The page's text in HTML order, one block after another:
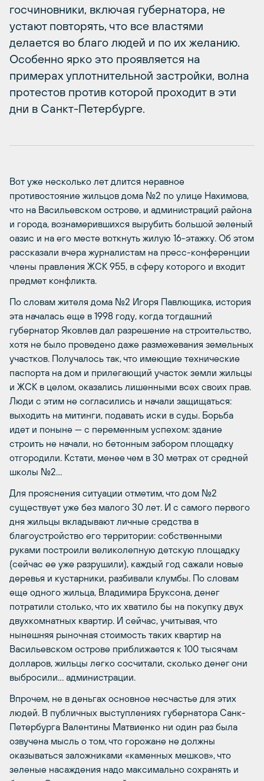
госчиновники, включая губернатора, не
устают повторять, что все властями
делается во благо людей и по их желанию.
Особенно ярко это проявляется на
примерах уплотнительной застройки, волна
протестов против которой проходит в эти
дни в Санкт-Петербурге.
Вот уже несколько лет длится неравное
противостояние жильцов дома №2 по улице Нахимова,
что на Васильевском острове, и администраций района
и города, вознамерившихся вырубить большой зеленый
оазис и на его месте воткнуть жилую 16-этажку. Об этом
рассказали вчера журналистам на пресс-конференции
члены правления ЖСК 955, в сферу которого и входит
предмет конфликта.
По словам жителя дома №2 Игоря Павлющика, история
эта началась еще в 1998 году, когда тогдашний
губернатор Яковлев дал разрешение на строительство,
хотя не было проведено даже размежевания земельных
участков. Получалось так, что имеющие технические
паспорта на дом и прилегающий участок земли жильцы
и ЖСК в целом, оказались лишенными всех своих прав.
Люди с этим не согласились и начали защищаться:
выходить на митинги, подавать иски в суды. Борьба
идет и поныне — с переменным успехом: здание
строить не начали, но бетонным забором площадку
отгородили. Кстати, менее чем в 30 метрах от средней
школы №2…
Для прояснения ситуации отметим, что дом №2
существует уже без малого 30 лет. И с самого первого
дня жильцы вкладывают личные средства в
благоустройство его территории: собственными
руками построили великолепную детскую площадку
(сейчас ее уже разрушили), каждый год сажали новые
деревья и кустарники, разбивали клумбы. По словам
еще одного жильца, Владимира Бруксона, денег
потратили столько, что их хватило бы на покупку двух
двухкомнатных квартир. И сейчас, учитывая, что
нынешняя рыночная стоимость таких квартир на
Васильевском острове приближается к 100 тысячам
долларов, жильцы легко сосчитали, сколько денег они
выбросили… администрации.
Впрочем, не в деньгах основное несчастье для этих
людей. В публичных выступлениях губернатора Санк-
Петербурга Валентины Матвиенко ни один раз была
озвучена мысль о том, что горожане не должны
оказываться заложниками «каменных мешков», что
зеленые насаждения надо максимально сохранять и